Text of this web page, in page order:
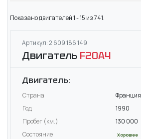
Показано двигателей 1 - 15 из 741.
Артикул: 2 609 186 149
Двигатель F20A4
Двигатель:
Страна
Франция
Год
1990
Пробег (км.)
130 000
Состояние
Хорошее